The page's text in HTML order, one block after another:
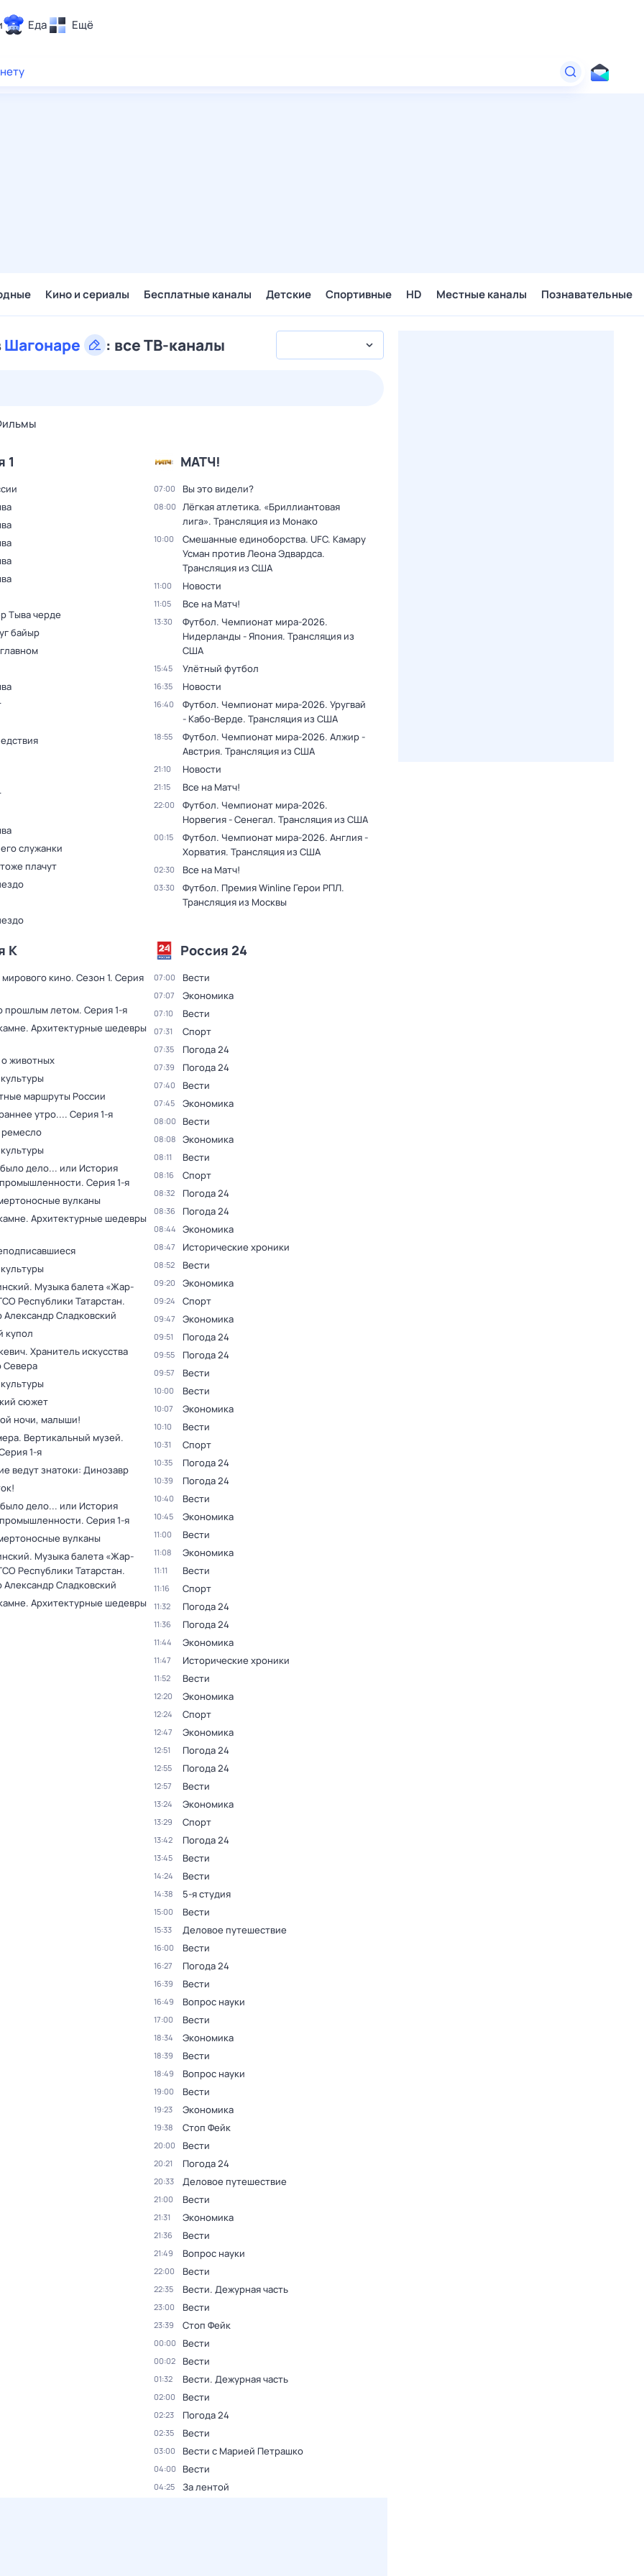
Еда Ещё
Кино и сериалы Бесплатные каналы Детские Спортивные HD Местные каналы Познавательные
Шагонаре : все ТВ-каналы
1
Тыва черде
байыр
служанки
плачут
МАТЧ!
07:00 Вы это видели?
08:00
Лёгкая атлетика. «Бриллиантовая
лига». Трансляция из Монако
10:00
Смешанные единоборства. UFC. Камару
Усман против Леона Эдвардса.
Трансляция из США
11:00 Новости
11:05 Все на Матч!
13:30
Футбол. Чемпионат мира-2026.
Нидерланды - Япония. Трансляция из
США
15:45 Улётный футбол
16:35 Новости
16:40
Футбол. Чемпионат мира-2026. Уругвай
- Кабо-Верде. Трансляция из США
18:55
Футбол. Чемпионат мира-2026. Алжир -
Австрия. Трансляция из США
21:10 Новости
21:15 Все на Матч!
22:00
Футбол. Чемпионат мира-2026.
Норвегия - Сенегал. Трансляция из США
00:15
Футбол. Чемпионат мира-2026. Англия -
Хорватия. Трансляция из США
02:30 Все на Матч!
03:30
Футбол. Премия Winline Герои РПЛ.
Трансляция из Москвы
К
кино. Сезон 1. Серия
прошлым летом. Серия 1-я
Архитектурные шедевры
животных
маршруты России
утро.... Серия 1-я
дело... или История
. Серия 1-я
вулканы
Архитектурные шедевры
Музыка балета «Жар-
Республики Татарстан.
Сладковский
купол
Хранитель искусства
Севера
сюжет
ночи, малыши!
Вертикальный музей.
1-я
ведут знатоки: Динозавр
дело... или История
. Серия 1-я
вулканы
Музыка балета «Жар-
Республики Татарстан.
Сладковский
Архитектурные шедевры
Россия 24
07:00 Вести
07:07 Экономика
07:10 Вести
07:31 Спорт
07:35 Погода 24
07:39 Погода 24
07:40 Вести
07:45 Экономика
08:00 Вести
08:08 Экономика
08:11 Вести
08:16 Спорт
08:32 Погода 24
08:36 Погода 24
08:44 Экономика
08:47 Исторические хроники
08:52 Вести
09:20 Экономика
09:24 Спорт
09:47 Экономика
09:51 Погода 24
09:55 Погода 24
09:57 Вести
10:00 Вести
10:07 Экономика
10:10 Вести
10:31 Спорт
10:35 Погода 24
10:39 Погода 24
10:40 Вести
10:45 Экономика
11:00 Вести
11:08 Экономика
11:11 Вести
11:16 Спорт
11:32 Погода 24
11:36 Погода 24
11:44 Экономика
11:47 Исторические хроники
11:52 Вести
12:20 Экономика
12:24 Спорт
12:47 Экономика
12:51 Погода 24
12:55 Погода 24
12:57 Вести
13:24 Экономика
13:29 Спорт
13:42 Погода 24
13:45 Вести
14:24 Вести
14:38 5-я студия
15:00 Вести
15:33 Деловое путешествие
16:00 Вести
16:27 Погода 24
16:39 Вести
16:49 Вопрос науки
17:00 Вести
18:34 Экономика
18:39 Вести
18:49 Вопрос науки
19:00 Вести
19:23 Экономика
19:38 Стоп Фейк
20:00 Вести
20:21 Погода 24
20:33 Деловое путешествие
21:00 Вести
21:31 Экономика
21:36 Вести
21:49 Вопрос науки
22:00 Вести
22:35 Вести. Дежурная часть
23:00 Вести
23:39 Стоп Фейк
00:00 Вести
00:02 Вести
01:32 Вести. Дежурная часть
02:00 Вести
02:23 Погода 24
02:35 Вести
03:00 Вести с Марией Петрашко
04:00 Вести
04:25 За лентой